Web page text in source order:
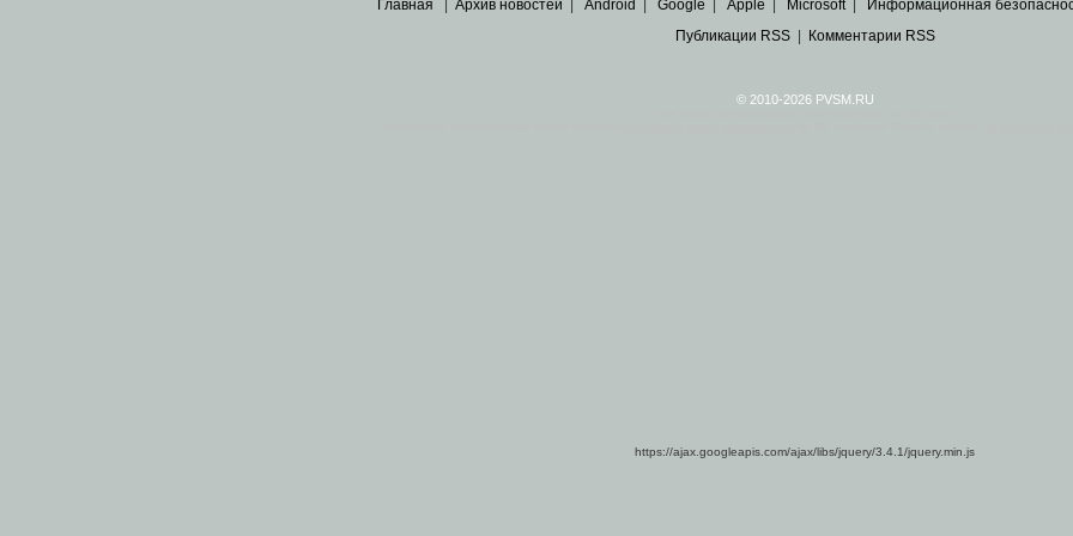
Главная Архив новостей Android Google Apple Microsoft| Информационная
Публикации RSS| Комментарии RSS
© 2010-2026 PVSM.RU
https://ajax.googleapis.com/ajax/libs/jquery/3.4.1/jquery.min.js